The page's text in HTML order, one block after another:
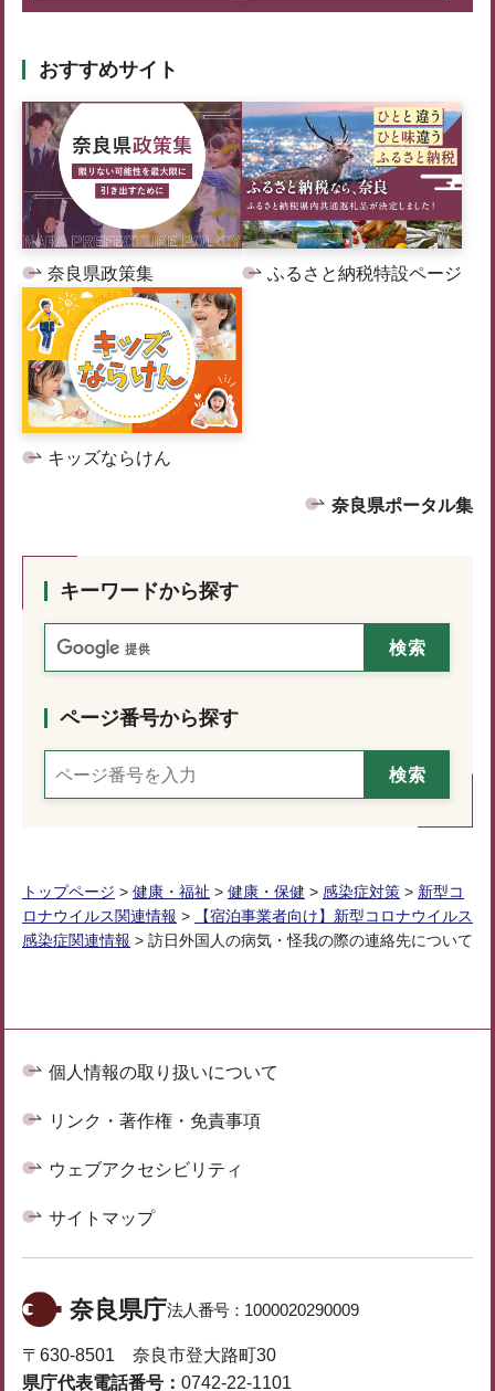
おすすめサイト
奈良県政策集 ふるさと納税特設ページ
キッズならけん
奈良県ポータル集
キーワードから探す
ページ番号から探す
トップページ > 健康・福祉 > 健康・保健 > 感染症対策 > 新型コ
ロナウイルス関連情報 >
【宿泊事業者向け】新型コロナウイルス
感染症関連情報 > 訪日外国人の病気・怪我の際の連絡先について
個人情報の取り扱いについて
リンク・著作権・免責事項
ウェブアクセシビリティ
サイトマップ
奈良県庁法人番号： 1000020290009
〒630-8501 奈良市登大路町30
県庁代表電話番号： 0742-22-1101